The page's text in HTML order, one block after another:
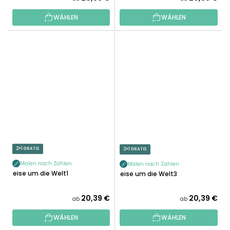
WÄHLEN WÄHLEN
2+1 GRATIS
Malen nach Zahlen
Reise um die Welt1
ab 20,39 €
WÄHLEN
2+1 GRATIS
Malen nach Zahlen
Reise um die Welt3
ab 20,39 €
WÄHLEN